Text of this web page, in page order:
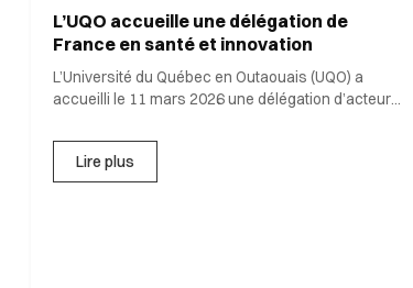
L’UQO accueille une délégation de
France en santé et innovation
L’Université du Québec en Outaouais (UQO) a
accueilli le 11 mars 2026 une délégation d’acteurs
Lire plus